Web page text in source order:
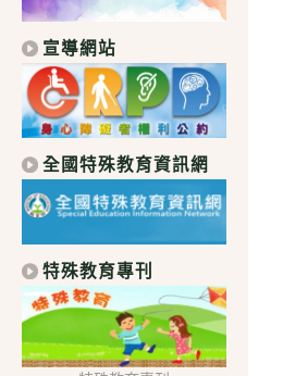
宣導網站
全國特殊教育資訊網
特殊教育專刊